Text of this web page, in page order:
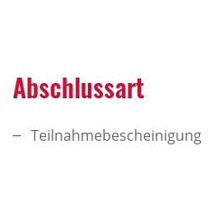
Abschlussart
Teilnahmebescheinigung